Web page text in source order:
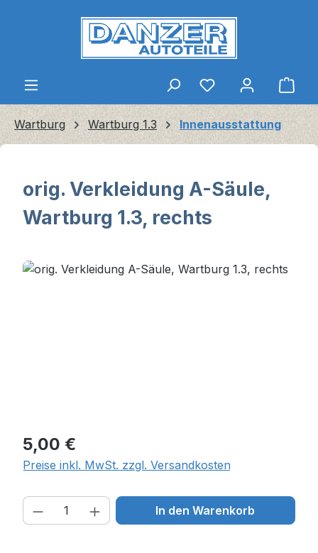
Zum Hauptinhalt springen
Wartburg Wartburg 1.3 Innenausstattung
orig. Verkleidung A-Säule,
Wartburg 1.3, rechts
Bildergalerie überspringen
Regulärer Preis:
5,00 €
Preise inkl. MwSt. zzgl. Versandkosten
Produkt Anzahl: Gib den
In den Warenkorb